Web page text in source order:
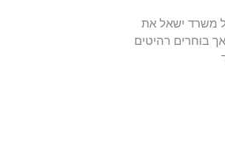
משרד ישאל את
בוחרים רהיטים